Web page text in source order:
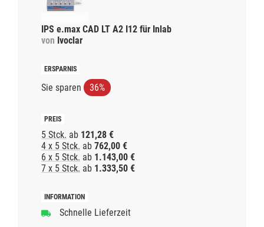
IPS e.max CAD LT A2 I12 für Inlab
von Ivoclar
Sie sparen 36%
5 Stck. ab 121,28 €
4 x 5 Stck. ab 762,00 €
6 x 5 Stck. ab 1.143,00 €
7 x 5 Stck. ab 1.333,50 €
Schnelle Lieferzeit